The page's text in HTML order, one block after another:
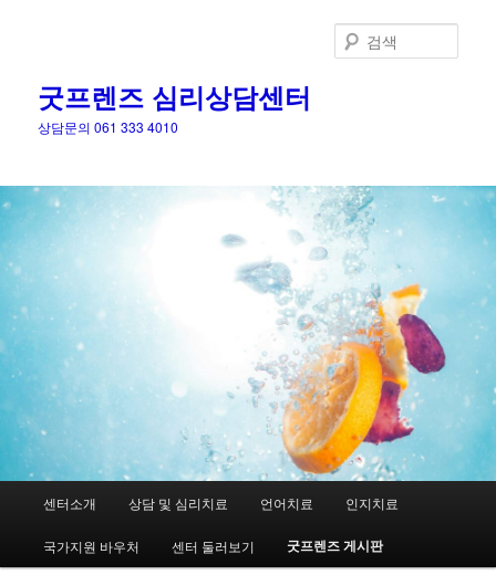
굿프렌즈 심리상담센터
상담문의 061 333 4010
색
뉴
첫
번
센터소개 상담 및 심리치료 언어치료 인지치료
국가지원 바우처 센터 둘러보기 굿프렌즈 게시판